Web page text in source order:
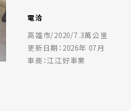
電洽
高雄市/2020/7.3萬公里
更新日期：2026年 07月
車商：江江好車業